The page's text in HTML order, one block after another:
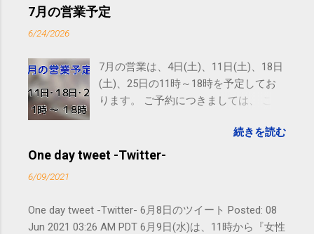
ンディショニング(@SPCstyle) - Twilog To stop
Email delivery powered by Google Google Inc., 1600
Amphitheatre Parkway, Mountain View, CA 94043,
United States
7月の営業予定
6/24/2026
7月の営業は、4日(土)、11日(土)、18日
(土)、25日の11時～18時を予定してお
ります。 ご予約につきましては、 こち
れないことがありますので、ご予約、
お問い合わせはSMS（ショートメッセ
続きを読む
One day tweet -Twitter-
6/09/2021
One day tweet -Twitter- 6月8日のツイート Posted: 08
Jun 2021 03:26 AM PDT 6月9日(水)は、11時から『女性